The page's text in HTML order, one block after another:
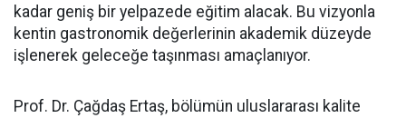
kadar geniş bir yelpazede eğitim alacak. Bu vizyonla
kentin gastronomik değerlerinin akademik düzeyde
işlenerek geleceğe taşınması amaçlanıyor.
Prof. Dr. Çağdaş Ertaş, bölümün uluslararası kalite